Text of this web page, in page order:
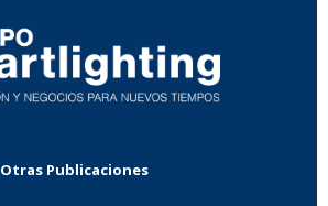
Otras Publicaciones